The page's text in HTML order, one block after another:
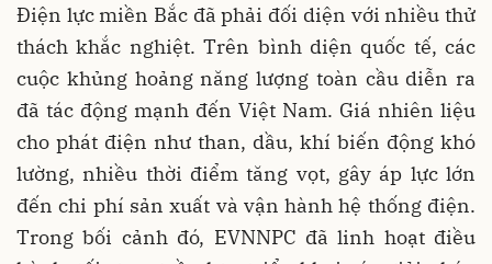
Điện lực miền Bắc đã phải đối diện với nhiều thử
thách khắc nghiệt. Trên bình diện quốc tế, các
cuộc khủng hoảng năng lượng toàn cầu diễn ra
đã tác động mạnh đến Việt Nam. Giá nhiên liệu
cho phát điện như than, dầu, khí biến động khó
lường, nhiều thời điểm tăng vọt, gây áp lực lớn
đến chi phí sản xuất và vận hành hệ thống điện.
Trong bối cảnh đó, EVNNPC đã linh hoạt điều